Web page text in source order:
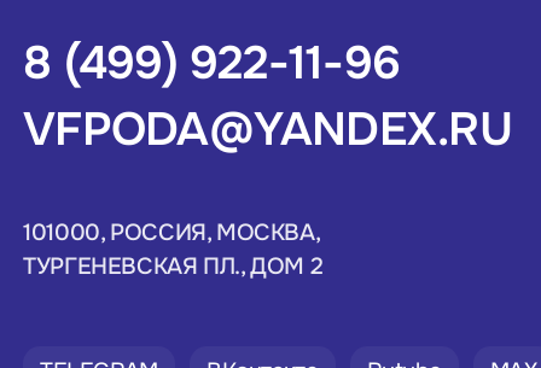
8 (499) 922-11-96
VFPODA@YANDEX.RU
101000, РОССИЯ, МОСКВА,
ТУРГЕНЕВСКАЯ ПЛ., ДОМ 2